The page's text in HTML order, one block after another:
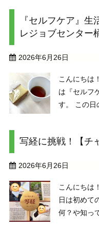
です。 完成
に。 ...
『セルフケア』
レジョブセンター
2026年6月26日
こんにちは
は『セルフ
す。 この日
食、取れて
写経に挑戦！【チ
2026年6月26日
こんにちは
日は初めて
何？や知っ